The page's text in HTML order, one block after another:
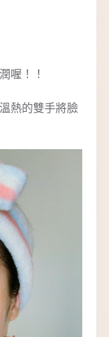
喔！！
熱的雙手將臉